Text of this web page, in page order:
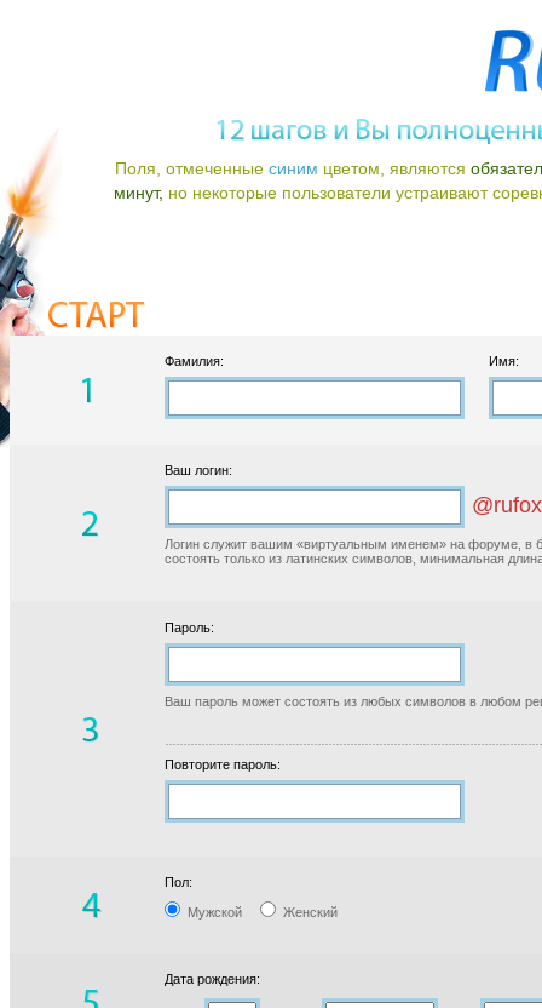
Поля, отмеченные синим цветом, являются
минут, но некоторые пользователи устраивают
Фамилия: Имя:
Ваш логин:
Логин служит вашим «виртуальным именем» на форуме, в
состоять только из латинских символов, минимальная
Пароль:
Ваш пароль может состоять из любых символов в любом
Повторите пароль:
Пол:
Мужской Женский
Дата рождения: